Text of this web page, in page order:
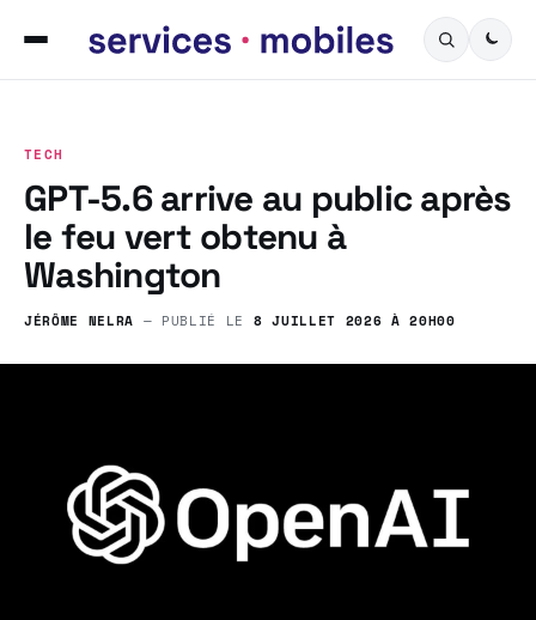
TECH
GPT-5.6 arrive au public après
le feu vert obtenu à
Washington
JÉRÔME NELRA — PUBLIÉ LE 8 JUILLET 2026 À 20H00